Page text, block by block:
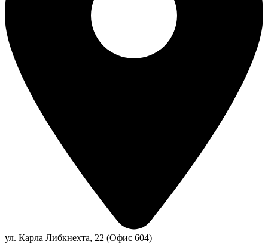
ул. Карла Либкнехта, 22 (Офис 604)